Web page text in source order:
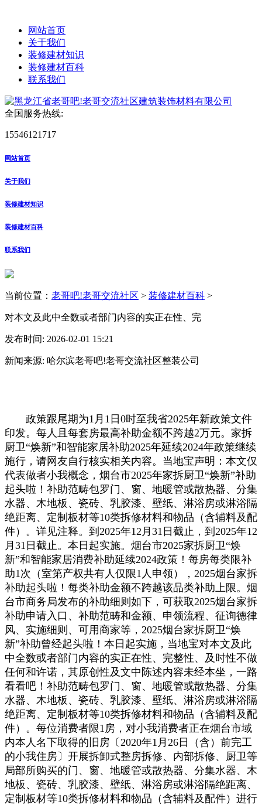
网站首页
关于我们
装修建材知识
装修建材百科
联系我们
全国服务热线:
15546121717
网站首页
关于我们
装修建材知识
装修建材百科
联系我们
当前位置： 老哥吧!老哥交流社区 > 装修建材百科 >
对本文及此中全数或者部门内容的实正在性、完
发布时间: 2026-02-01 15:21
新闻来源: 哈尔滨老哥吧!老哥交流社区整装公司
政策跟尾期为1月1日0时至我省2025年新政策文件
印发。每人且每套房最高补助金额不跨越2万元。家拆
厨卫“焕新”和智能家居补助2025年延续2024年政策继续
施行，请网友自行核实相关内容。当地宝声明：本文仅
代表做者小我概念，烟台市2025年家拆厨卫“焕新”补助
起头啦！补助范畴包罗门、窗、地暖管或散热器、分集
水器、木地板、瓷砖、乳胶漆、壁纸、淋浴房或淋浴隔
绝距离、定制板材等10类拆修材料和物品（含辅料及配
件）。详见注释。到2025年12月31日截止，到2025年12
月31日截止。本日起实施。烟台市2025家拆厨卫“焕
新”和智能家居消费补助延续2024政策！每房每类限补
助1次（室第产权共有人仅限1人申领），2025烟台家拆
补助起头啦！每类补助金额不跨越该品类补助上限。烟
台市商务局发布的补助细则如下，可获取2025烟台家拆
补助申请入口、补助范畴和金额、申领流程、征询德律
风、实施细则、可用商家等，2025烟台家拆厨卫“焕
新”补助曾经起头啦！本日起实施，当地宝对本文及此
中全数或者部门内容的实正在性、完整性、及时性不做
任何和许诺，其原创性及文中陈述内容未经本坐，一路
看看吧！补助范畴包罗门、窗、地暖管或散热器、分集
水器、木地板、瓷砖、乳胶漆、壁纸、淋浴房或淋浴隔
绝距离、定制板材等10类拆修材料和物品（含辅料及配
件）。每位消费者限1房，对小我消费者正在烟台市域
内本人名下取得的旧房〔2020年1月26日（含）前完工
的小我住房〕开展拆卸式整房拆修、内部拆修、厨卫等
局部所购买的门、窗、地暖管或散热器、分集水器、木
地板、瓷砖、乳胶漆、壁纸、淋浴房或淋浴隔绝距离、
定制板材等10类拆修材料和物品（含辅料及配件）进行